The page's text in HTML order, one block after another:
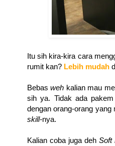
Itu sih kira-kira cara
rumit kan? Lebih mudah
Bebasweh kalian mau
sih ya. Tidak ada
dengan orang-orang
skill-nya.
Kalian coba juga deh Soft